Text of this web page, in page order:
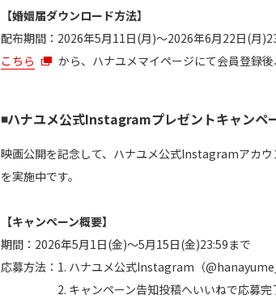
【婚姻届ダウンロード方法】
配布期間：2026年5月11日(月)〜2026年6月22日(月
こちら
から、ハナユメマイページにて会員登録後
◾️ハナユメ公式Instagramプレゼントキャンペ
映画公開を記念して、ハナユメ公式Instagramアカ
を実施中です。
【キャンペーン概要】
期間：2026年5月1日(金)〜5月15日(金)23:59まで
応募方法：1. ハナユメ公式Instagram（
2. キャンペーン告知投稿へいいねで応募完